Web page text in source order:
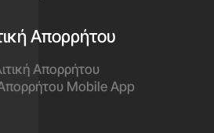
Απορρήτου
Απορρήτου
Mobile App